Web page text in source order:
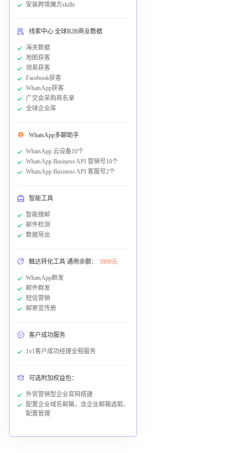
安装跨境魔方skills
线索中心 全球B2B商业数据
海关数据
地图获客
领英获客
Facebook获客
WhatsApp获客
广交会采购商名录
全球企业库
WhatsApp多聊助手
WhatsApp 云设备10个
WhatsApp Business API 营销号10个
WhatsApp Business API 客服号2个
智能工具
智能搜邮
邮件检测
数据导出
触达转化工具 通用余额： 5000元
WhatsApp群发
邮件群发
短信营销
邮寄宣传册
客户成功服务
1v1客户成功经理全程服务
可选附加权益包：
外贸营销型企业官网搭建
配置企业域名邮箱，含企业邮箱选取、
配置管理